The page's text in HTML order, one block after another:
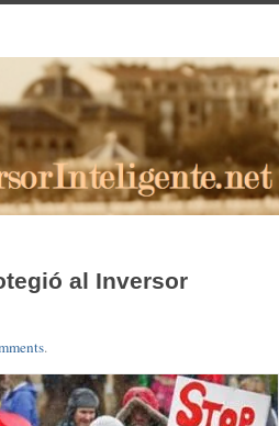
al Inversor
.